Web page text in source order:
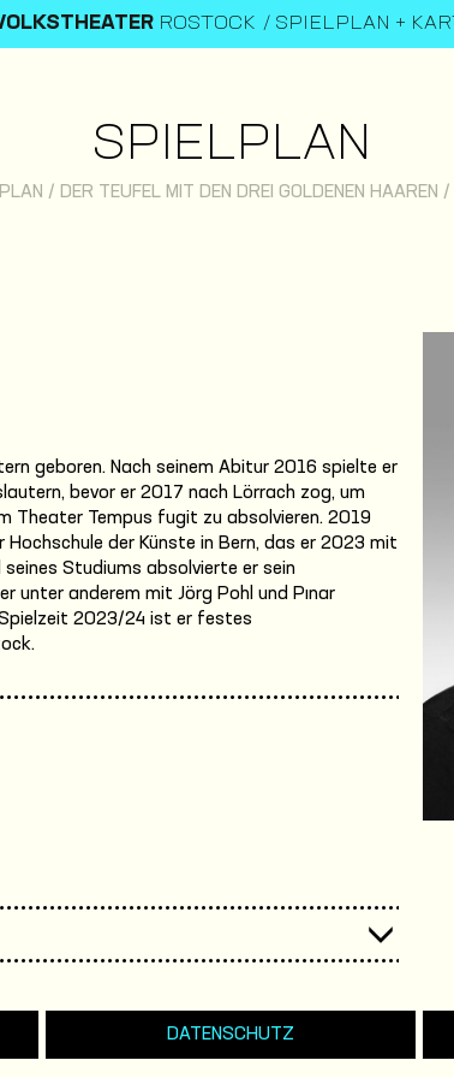
ROSTOCK SPIELPLAN +
SPIELPLAN
/ DER TEUFEL MIT DEN DREI GOLDENEN HAAREN /
geboren. Nach seinem Abitur 2016 spielte er
bevor er 2017 nach Lörrach zog, um
Theater Tempus fugit zu absolvieren. 2019
der Künste in Bern, das er 2023 mit
Studiums absolvierte er sein
unter anderem mit Jörg Pohl und Pınar
2023/24 ist er festes
DATENSCHUTZ